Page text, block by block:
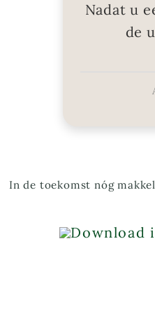
Nadat u
de
In de toekomst nóg